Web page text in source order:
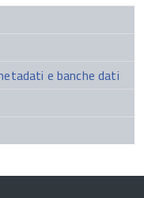
e banche dati